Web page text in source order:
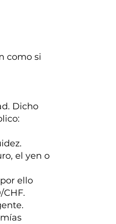
como si
Dicho
el yen o
ello